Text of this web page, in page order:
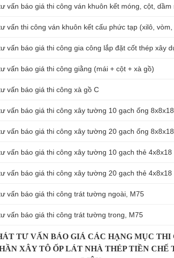
vấn báo giá thi công ván khuôn kết móng, cột, dầm
vấn thi công ván khuôn kết cấu phức tạp (xilô,
vấn báo giá thi công gia công lắp đặt cốt thép xây
vấn báo giá thi công giằng (mái + cột + xà gồ)
vấn báo giá thi công xà gồ C
vấn báo giá thi công xây tường 10 gạch ống 8x8x18
vấn báo giá thi công xây tường 20 gạch ống 8x8x18
vấn báo giá thi công xây tường 10 gạch thẻ 4x8x18
vấn báo giá thi công xây tường 20 gạch thẻ 4x8x18
vấn báo giá thi công trát tường ngoài, M75
vấn báo giá thi công trát tường trong, M75
TƯ VẤN BÁO GIÁ CÁC HẠNG MỤC THI
XÂY TÔ ỐP LÁT NHÀ THÉP TIỀN CHẾ